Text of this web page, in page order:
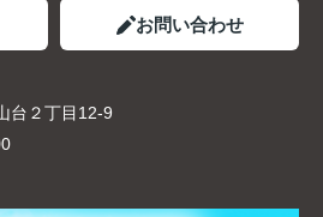
お問い合わせ
台２丁目12-9